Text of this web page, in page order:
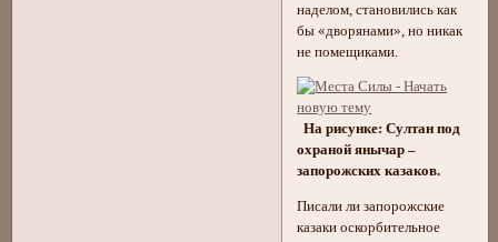
наделом, становились как
бы «дворянами», но никак
не помещиками.
На рисунке: Султан под
охраной янычар –
запорожских казаков.
Писали ли запорожские
казаки оскорбительное